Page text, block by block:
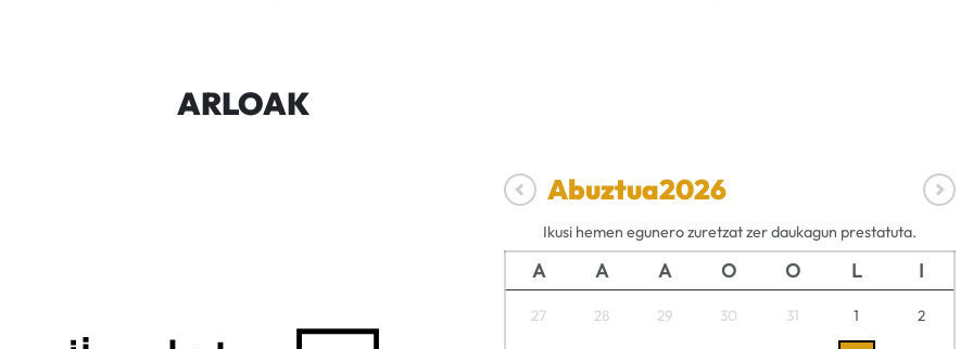
ARLOAK
Abuztua2026
Ikusi hemen egunero zuretzat zer daukagun prestatuta.
A A A O O L I
27 28 29 30 31 1 2